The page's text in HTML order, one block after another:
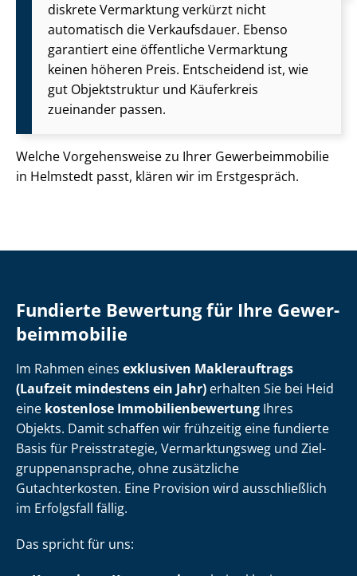
diskrete Vermarktung verkürzt nicht
automatisch die Verkaufsdauer. Ebenso
garantiert eine öffentliche Vermarktung
keinen höheren Preis. Entscheidend ist, wie
gut Objektstruktur und Käuferkreis
zueinander passen.
Welche Vorgehensweise zu Ihrer Ge­wer­be­im­mo­bi­lie
in Helmstedt passt, klären wir im Erstgespräch.
Fundierte Bewertung für Ihre Ge­wer­
be­im­mo­bi­lie
Im Rahmen eines exklusiven Maklerauftrags
(Laufzeit mindestens ein Jahr) erhalten Sie bei Heid
eine kostenlose Im­mo­bi­li­en­be­wer­tung Ihres
Objekts. Damit schaffen wir frühzeitig eine fundierte
Basis für Preisstrategie, Vermarktungsweg und Ziel­
grup­pen­an­spra­che, ohne zusätzliche
Gutachterkosten. Eine Provision wird ausschließlich
im Erfolgsfall fällig.
Das spricht für uns: